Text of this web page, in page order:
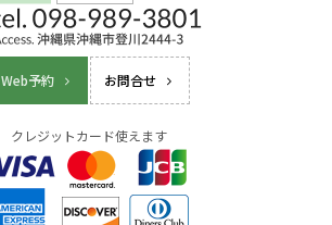
Web予約 お問合せ
クレジットカード使えます